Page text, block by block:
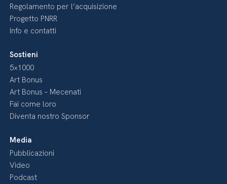
Regolamento per l’acquisizione
Progetto PNRR
Info e contatti
Sostieni
5×1000
Art Bonus
Art Bonus – Mecenati
Fai come loro
Diventa nostro Sponsor
Media
Pubblicazioni
Video
Podcast